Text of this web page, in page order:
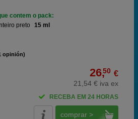
contem o pack:
preto 15 ml
opinión)
26,50 €
21,54 € iva ex
RECEBA EM 24 HORAS
comprar >